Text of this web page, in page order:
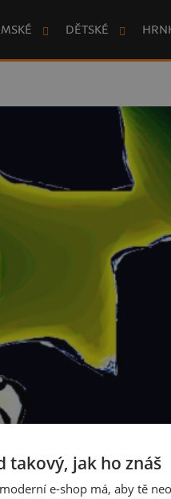
DĚTSKÉ
takový, jak ho znáš
e-shop má, aby tě